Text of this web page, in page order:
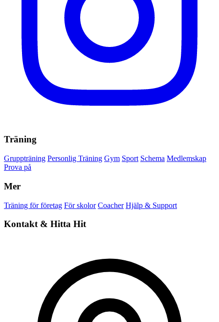
Träning
Gruppträning Personlig Träning Gym Sport Schema Medlemskap
Prova på
Mer
Träning för företag För skolor Coacher Hjälp & Support
Kontakt & Hitta Hit